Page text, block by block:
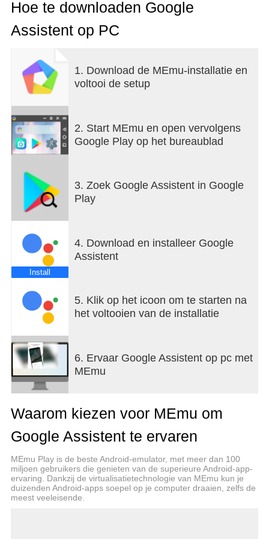
smarthome-apparaten als je niet thuis bent* en nog
Een makkelijke manier om je apps en telefoon
te gebruiken
Open je favoriete app, bedien je telefoon en beheer
storen' aan, schakel je bluetooth en vliegtuigmodus
in en doe je zaklamp aan: allemaal gewoon met je
stem.
'Open YouTube'
'Laat me mijn foto's van Terschelling zien'
'Doe zaklamp aan'
mailen
Houd contact met de mensen die belangrijk voor je
zijn. Je kunt je contacten bellen, berichten sturen
'Bel Carla'
'Sms naar Sam: Ik ben onderweg'
Blijf productief terwijl je onderweg bent
Voer onderweg taken uit met je stem: stel
herinneringen en wekkers in en beheer je agenda
en taken. Vind antwoorden en krijg hulp met routes
'Herinner me aan melk kopen om 19:00 uur'
'Zet een wekker voor 07:00 uur'
'Stel een timer in voor vijf minuten'
'Voeg eieren toe aan mijn boodschappenlijstje'
'Wat is mijn eerste vergadering morgen?'
'Pompstations vlakbij'
Hoe te downloaden Google
Assistent op PC
1. Download de MEmu-installatie en
voltooi de setup
2. Start MEmu en open vervolgens
Google Play op het bureaublad
3. Zoek Google Assistent in Google
Play
Install
4. Download en installeer Google
Assistent
5. Klik op het icoon om te starten na
het voltooien van de installatie
6. Ervaar Google Assistent op pc met
MEmu
Waarom kiezen voor MEmu om
Google Assistent te ervaren
MEmu Play is de beste Android-emulator, met meer dan 100
miljoen gebruikers die genieten van de superieure Android-app-
ervaring. Dankzij de virtualisatietechnologie van MEmu kun je
duizenden Android-apps soepel op je computer draaien, zelfs de
meest veeleisende.